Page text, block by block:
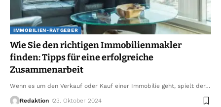
IMMOBILIEN-RATGEBER
Wie Sie den richtigen Immobilienmakler
finden: Tipps für eine erfolgreiche
Zusammenarbeit
Wenn es um den Verkauf oder Kauf einer Immobilie geht, spielt der…
Redaktion 23. Oktober 2024